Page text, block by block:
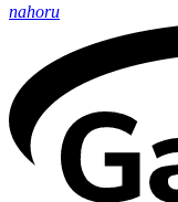
nahoru